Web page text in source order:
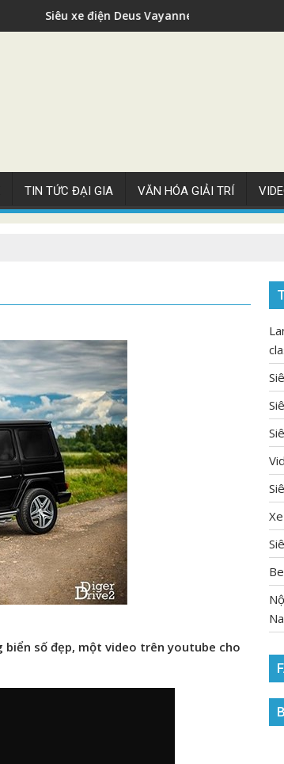
điện Deus Vayanne cho nhà giàu
TIN TỨC ĐẠI GIA VĂN HÓA GIẢI TRÍ
biển số đẹp, một video trên youtube cho